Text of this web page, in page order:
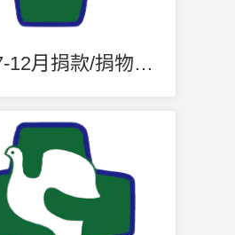
113年7-12月捐款/捐物明細